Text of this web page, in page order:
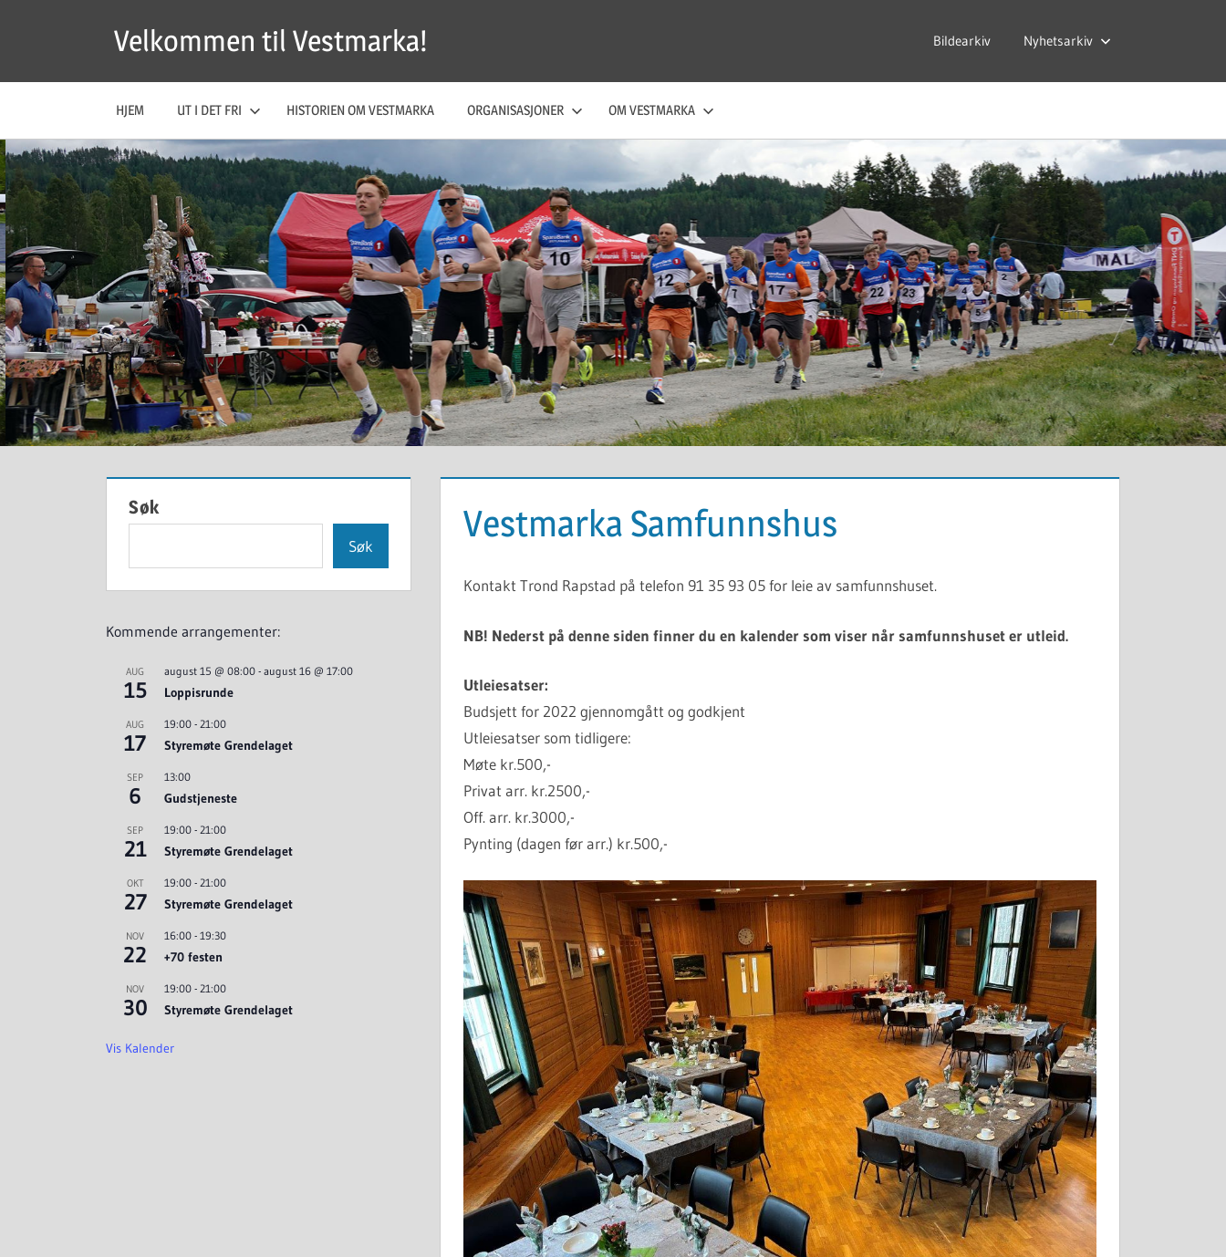
Velkommen til Vestmarka! Bildearkiv Nyhetsarkiv
HJEM UT I DET FRI HISTORIEN OM VESTMARKA ORGANISASJONER OM VESTMARKA
Vestmarka Samfunnshus
Kontakt Trond Rapstad på telefon 91 35 93 05 for leie av samfunnshuset.
NB! Nederst på denne siden finner du en kalender som viser når samfunnshuset er utleid.
Utleiesatser:
Budsjett for 2022 gjennomgått og godkjent
Utleiesatser som tidligere:
Møte kr.500,-
Privat arr. kr.2500,-
Off. arr. kr.3000,-
Pynting (dagen før arr.) kr.500,-
Søk
Søk
Kommende arrangementer:
AUG
15
august 15 @ 08:00 - august 16 @ 17:00
Loppisrunde
AUG
17
19:00 - 21:00
Styremøte Grendelaget
SEP
6
13:00
Gudstjeneste
SEP
21
19:00 - 21:00
Styremøte Grendelaget
OKT
27
19:00 - 21:00
Styremøte Grendelaget
NOV
22
16:00 - 19:30
+70 festen
NOV
30
19:00 - 21:00
Styremøte Grendelaget
Vis Kalender